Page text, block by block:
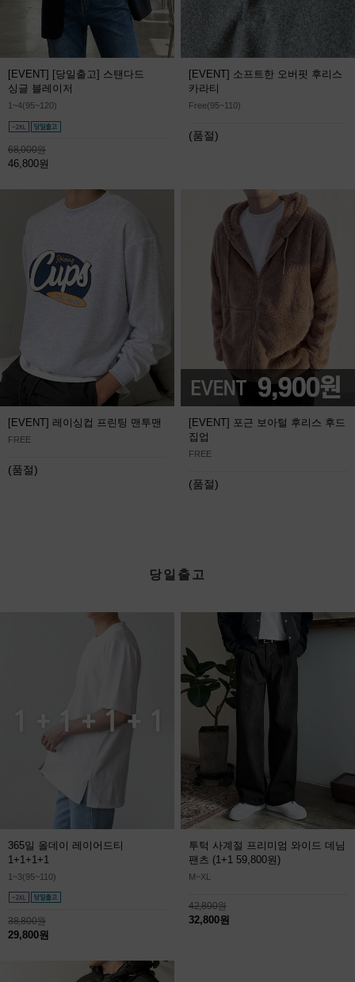
[EVENT] [당일출고] 스탠다드
싱글 블레이저
1~4(95~120)
68,000원
46,800원
[EVENT] 소프트한 오버핏 후리스
카라티
Free(95~110)
(품절)
[EVENT] 레이싱컵 프린팅 맨투맨
FREE
(품절)
[EVENT] 포근 보아털 후리스 후드
집업
FREE
(품절)
당일출고
365일 올데이 레이어드티
1+1+1+1
1~3(95~110)
38,800원
29,800원
투턱 사계절 프리미엄 와이드 데님
팬츠 (1+1 59,800원)
M~XL
42,800원
32,800원